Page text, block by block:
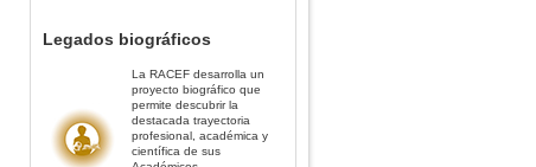
Legados biográficos
La RACEF desarrolla un
proyecto biográfico que
permite descubrir la
destacada trayectoria
profesional, académica y
científica de sus